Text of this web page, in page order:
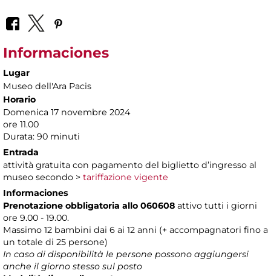
Informaciones
Lugar
Museo dell'Ara Pacis
Horario
Domenica 17 novembre 2024
ore 11.00
Durata: 90 minuti
Entrada
attività gratuita con pagamento del biglietto d’ingresso al
museo secondo > tariffazione vigente
Informaciones
Prenotazione obbligatoria allo 060608 attivo tutti i giorni
ore 9.00 - 19.00.
Massimo 12 bambini dai 6 ai 12 anni (+ accompagnatori fino a
un totale di 25 persone)
In caso di disponibilità le persone possono aggiungersi
anche il giorno stesso sul posto